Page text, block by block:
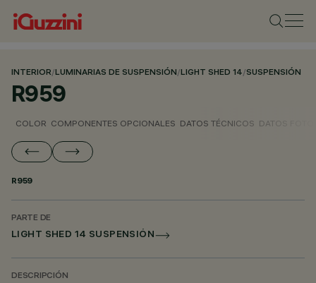
INTERIOR/LUMINARIAS DE SUSPENSIÓN/LIGHT SHED 14/SUSPENSIÓN
R959
COLOR COMPONENTES OPCIONALES DATOS TÉCNICOS DATOS
R959
PARTE DE
LIGHT SHED 14 SUSPENSIÓN
DESCRIPCIÓN